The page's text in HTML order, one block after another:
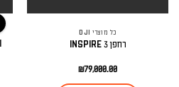
כל מוצרי DJI
רחפן INSPIRE 3
₪79,000.00